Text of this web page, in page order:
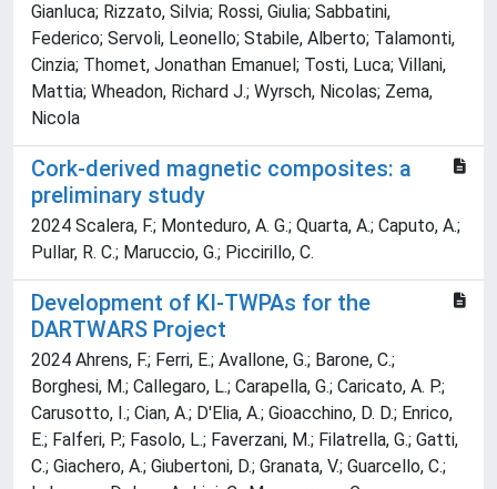
Gianluca; Rizzato, Silvia; Rossi, Giulia; Sabbatini,
Federico; Servoli, Leonello; Stabile, Alberto; Talamonti,
Cinzia; Thomet, Jonathan Emanuel; Tosti, Luca; Villani,
Mattia; Wheadon, Richard J.; Wyrsch, Nicolas; Zema,
Nicola
Cork-derived magnetic composites: a
preliminary study
2024 Scalera, F.; Monteduro, A. G.; Quarta, A.; Caputo, A.;
Pullar, R. C.; Maruccio, G.; Piccirillo, C.
Development of KI-TWPAs for the
DARTWARS Project
2024 Ahrens, F.; Ferri, E.; Avallone, G.; Barone, C.;
Borghesi, M.; Callegaro, L.; Carapella, G.; Caricato, A. P.;
Carusotto, I.; Cian, A.; D'Elia, A.; Gioacchino, D. D.; Enrico,
E.; Falferi, P.; Fasolo, L.; Faverzani, M.; Filatrella, G.; Gatti,
C.; Giachero, A.; Giubertoni, D.; Granata, V.; Guarcello, C.;